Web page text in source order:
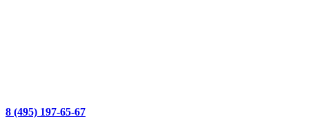
8 (495) 197-65-67